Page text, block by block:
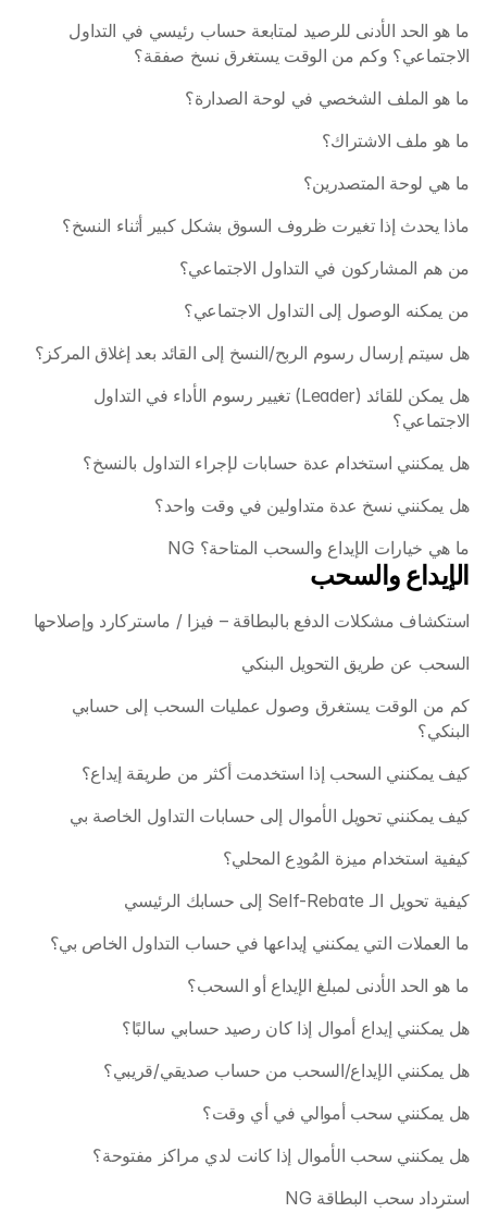
الاجتماعي؟ وكم من الوقت يستغرق نسخ صفقة؟
ما هو الملف الشخصي في لوحة الصدارة؟
ما هو ملف الاشتراك؟
ما هي لوحة المتصدرين؟
ماذا يحدث إذا تغيرت ظروف السوق بشكل كبير أثناء النسخ؟
من هم المشاركون في التداول الاجتماعي؟
من يمكنه الوصول إلى التداول الاجتماعي؟
هل سيتم إرسال رسوم الربح/النسخ إلى القائد بعد إغلاق المركز؟
الاجتماعي؟
هل يمكنني استخدام عدة حسابات لإجراء التداول بالنسخ؟
هل يمكنني نسخ عدة متداولين في وقت واحد؟
ما هي خيارات الإيداع والسحب المتاحة؟ NG
الإيداع والسحب
استكشاف مشكلات الدفع بالبطاقة – فيزا / ماستركارد وإصلاحها
السحب عن طريق التحويل البنكي
البنكي؟
كيف يمكنني السحب إذا استخدمت أكثر من طريقة إيداع؟
كيف يمكنني تحويل الأموال إلى حسابات التداول الخاصة بي
كيفية استخدام ميزة المُودِع المحلي؟
كيفية تحويل الـ Self-Rebate إلى حسابك الرئيسي
ما العملات التي يمكنني إيداعها في حساب التداول الخاص بي؟
ما هو الحد الأدنى لمبلغ الإيداع أو السحب؟
هل يمكنني إيداع أموال إذا كان رصيد حسابي سالبًا؟
هل يمكنني الإيداع/السحب من حساب صديقي/قريبي؟
هل يمكنني سحب أموالي في أي وقت؟
هل يمكنني سحب الأموال إذا كانت لدي مراكز مفتوحة؟
استرداد سحب البطاقة NG